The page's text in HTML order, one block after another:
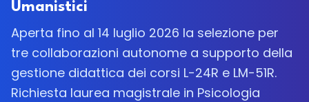
Umanistici
Aperta fino al 14 luglio 2026 la selezione per
tre collaborazioni autonome a supporto della
gestione didattica dei corsi L-24R e LM-51R.
Richiesta laurea magistrale in Psicologia